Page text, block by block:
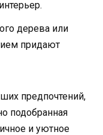
дерева или
придают
предпочтений,
подобранная
и уютное